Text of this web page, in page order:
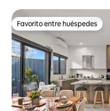
Favorito entre huéspedes
Favorito entre huéspedes